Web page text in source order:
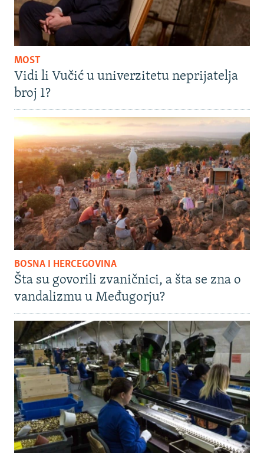
MOST
Vidi li Vučić u univerzitetu neprijatelja
broj 1?
BOSNA I HERCEGOVINA
Šta su govorili zvaničnici, a šta se zna o
vandalizmu u Međugorju?